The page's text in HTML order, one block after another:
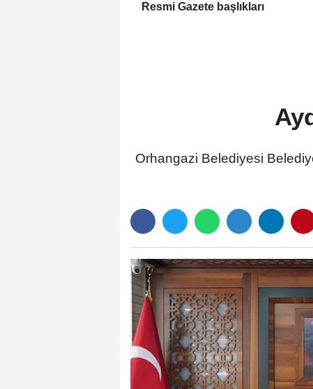
Resmi Gazete başlıkları
Orhangazi Belediyesi